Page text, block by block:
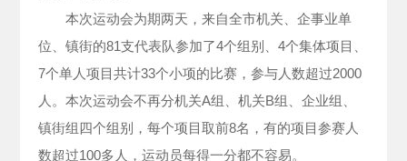
本次运动会为期两天，来自全市机关、企事业单
位、镇街的81支代表队参加了4个组别、4个集体项目、
7个单人项目共计33个小项的比赛，参与人数超过2000
人。本次运动会不再分机关A组、机关B组、企业组、
镇街组四个组别，每个项目取前8名，有的项目参赛人
数超过100多人，运动员每得一分都不容易。